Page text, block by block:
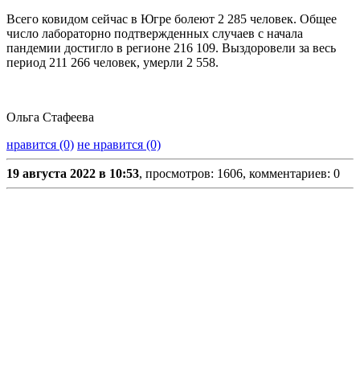
Всего ковидом сейчас в Югре болеют 2 285 человек. Общее
число лабораторно подтвержденных случаев с начала
пандемии достигло в регионе 216 109. Выздоровели за весь
период 211 266 человек, умерли 2 558.
Ольга Стафеева
нравится (0) не нравится (0)
19 августа 2022 в 10:53, просмотров: 1606, комментариев: 0